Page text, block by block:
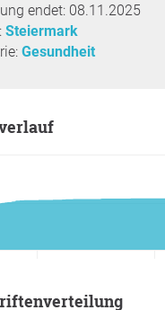
endet: 08.11.2025
Steiermark
Gesundheit